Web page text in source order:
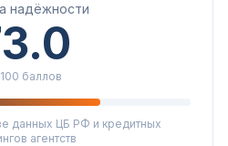
надёжности
100 баллов
данных ЦБ РФ и кредитных
агентств